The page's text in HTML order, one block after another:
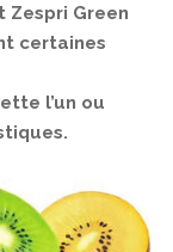
Zespri Green
certaines
l’un ou